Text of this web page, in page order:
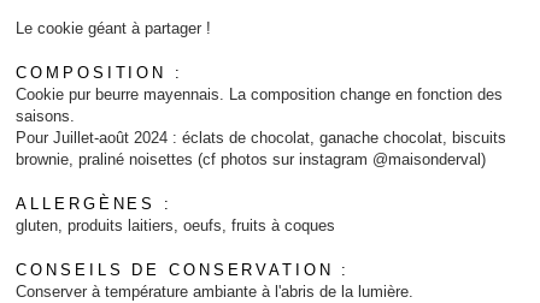
Le cookie géant à partager !
COMPOSITION :
Cookie pur beurre mayennais. La composition change en fonction des
saisons.
Pour Juillet-août 2024 : éclats de chocolat, ganache chocolat, biscuits
brownie, praliné noisettes (cf photos sur instagram @maisonderval)
ALLERGÈNES :
gluten, produits laitiers, oeufs, fruits à coques
CONSEILS DE CONSERVATION :
Conserver à température ambiante à l'abris de la lumière.